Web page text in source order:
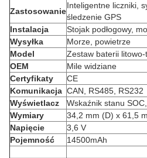
Zastosowanie
Inteligentne liczniki,
śledzenie GPS
Instalacja
Stojak podłogowy,
Wysyłka
Morze, powietrze
Model
Zestaw baterii
OEM
Mile widziane
Certyfikaty
CE
Komunikacja CAN, RS485, RS232
Wyświetlacz
Wskaźnik stanu
Wymiary
34,2 mm (D) x 61,5
Napięcie
3,6 V
Pojemność
14500mAh